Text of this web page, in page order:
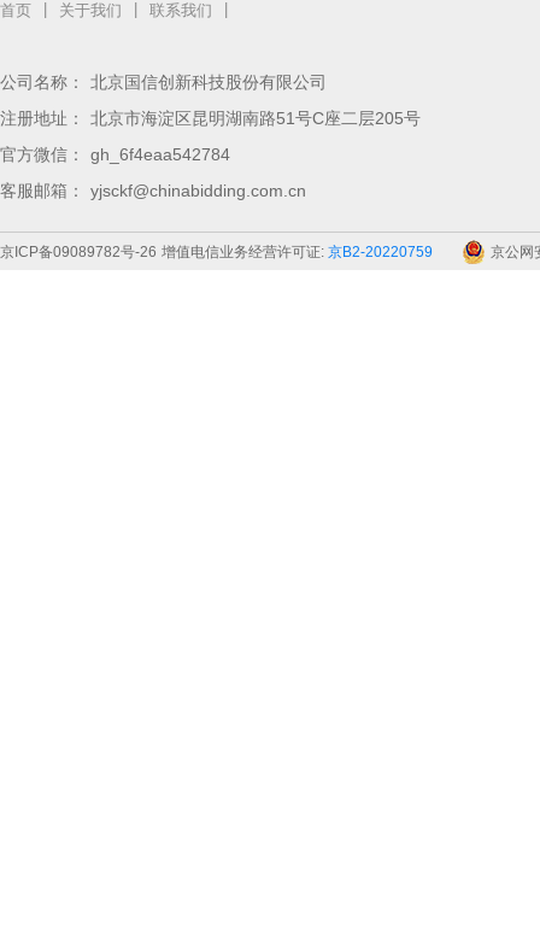
首页 关于我们 联系我们
公司名称：
北京国信创新科技股份有限公司
注册地址：
北京市海淀区昆明湖南路51号C座二层205号
官方微信：
gh_6f4eaa542784
客服邮箱：
yjsckf@chinabidding.com.cn
京ICP备09089782号-26 增值电信业务经营许可证: 京B2-20220759 京公网